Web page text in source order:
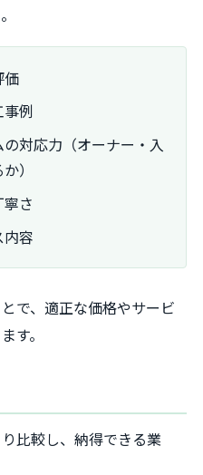
価
例
対応力（オーナー・入
）
さ
容
で、適正な価格やサービ
す。
比較し、納得できる業